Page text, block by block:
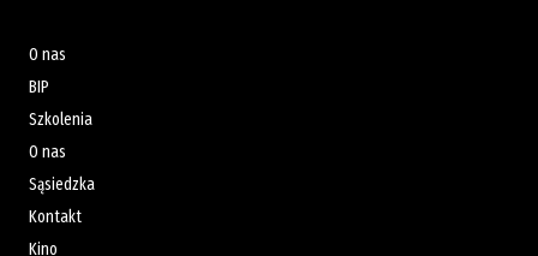
O nas
BIP
Szkolenia
O nas
Sąsiedzka
Kontakt
Kino